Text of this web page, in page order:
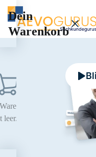
Dein
Warenkorb
leer...